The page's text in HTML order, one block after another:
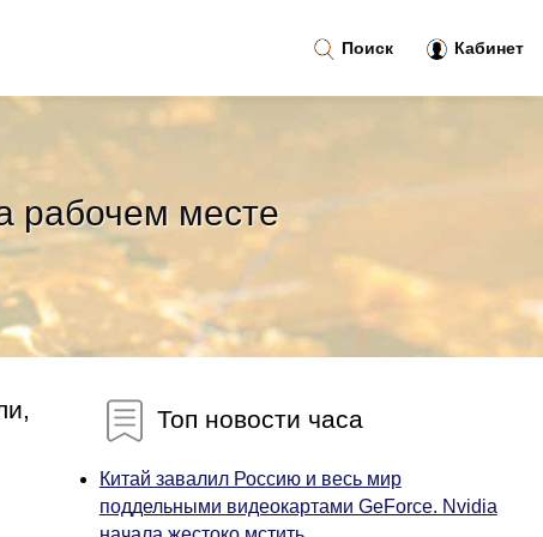
рабочем месте
Топ новости часа
Китай завалил Россию и весь мир
поддельными видеокартами GeForce. Nvidia
Поиск Кабинет